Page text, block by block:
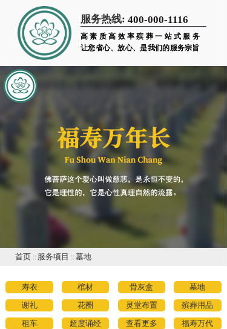
服务热线: 400-000-1116
高素质高效率殡葬一站式服务
让您省心、放心、是我们的服务宗旨
首页 :: 服务项目 ::墓地
寿衣 棺材 骨灰盒 墓地
谢礼 花圈 灵堂布置 殡葬用品
租车 超度诵经 查看更多 福寿万代